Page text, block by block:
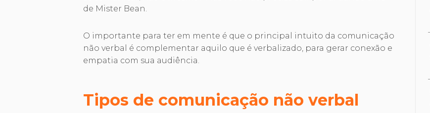
de Mister Bean.
O importante para ter em mente é que o principal intuito da comunicação
não verbal é complementar aquilo que é verbalizado, para gerar conexão e
empatia com sua audiência.
Tipos de comunicação não verbal